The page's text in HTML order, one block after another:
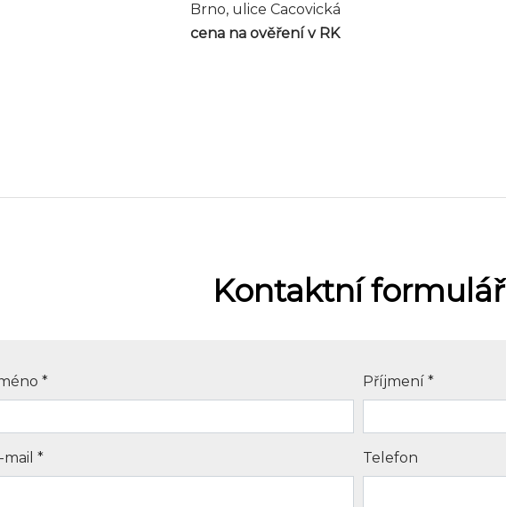
Brno, ulice Cacovická
cena na ověření v RK
Kontaktní formulář
* Příjmení *
mail * Telefon